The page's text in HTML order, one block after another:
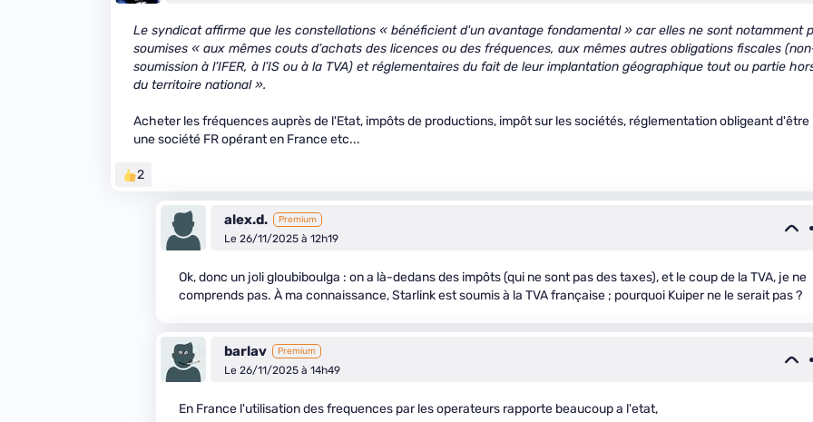
Le syndicat affirme que les constellations « bénéficient d'un avantage fondamental » car elles ne sont notamment
soumises « aux mêmes couts d’achats des licences ou des fréquences, aux mêmes autres obligations fiscales
soumission à l’IFER, à l’IS ou à la TVA) et réglementaires du fait de leur implantation géographique tout ou partie
du territoire national ».
Acheter les fréquences auprès de l'Etat, impôts de productions, impôt sur les sociétés, réglementation obligeant d'être
une société FR opérant en France etc...
2
alex.d. Premium
Le 26/11/2025 à 12h19
Ok, donc un joli gloubiboulga : on a là-dedans des impôts (qui ne sont pas des taxes), et le coup de la TVA, je ne
comprends pas. À ma connaissance, Starlink est soumis à la TVA française ; pourquoi Kuiper ne le serait pas ?
barlav Premium
Le 26/11/2025 à 14h49
En France l'utilisation des frequences par les operateurs rapporte beaucoup a l'etat,